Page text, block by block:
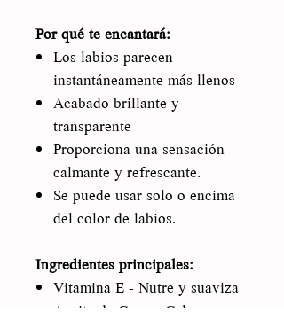
Por qué te encantará:
Los labios parecen
instantáneamente más llenos
Acabado brillante y
transparente
Proporciona una sensación
calmante y refrescante.
Se puede usar solo o encima
del color de labios.
Ingredientes principales:
Vitamina E - Nutre y suaviza
Aceite de Coco - Calma e